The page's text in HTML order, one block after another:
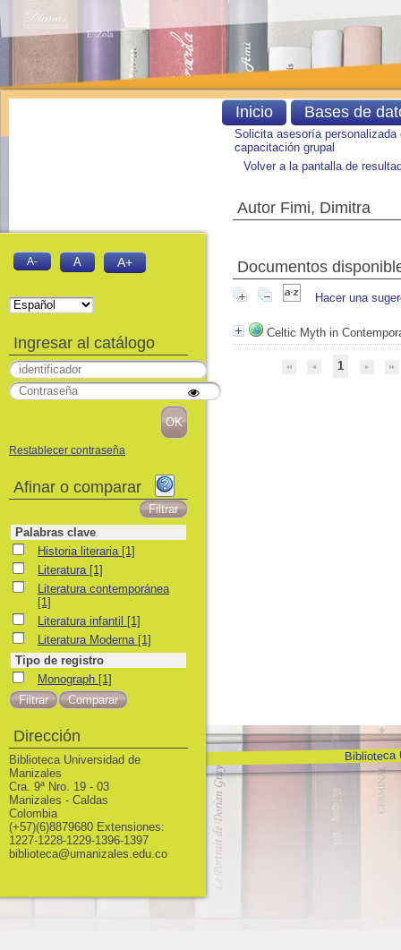
Solicita asesoría personalizada
capacitación grupal
Volver a la pantalla de
Autor Fimi, Dimitra
Documentos
Hacer una
Celtic Myth in
1
Biblioteca
Inicio Bases de
A- A A+
Ingresar al catálogo
Restablecer contraseña
Afinar o comparar
Palabras clave
Historia literaria
Historia literaria [1]
LiteraturaLiteratura [1]
Literatura contemporánea
Literatura contemporánea
[1]
Literatura infantil
Literatura infantil
[1]
Literatura Moderna
Literatura Moderna [1]
Tipo de registro
Monograph
Monograph [1]
Dirección
Biblioteca Universidad de
Manizales
Cra. 9ª Nro. 19 - 03
Manizales - Caldas
Colombia
(+57)(6)8879680 Extensiones:
1227-1228-1229-1396-1397
biblioteca@umanizales.edu.co